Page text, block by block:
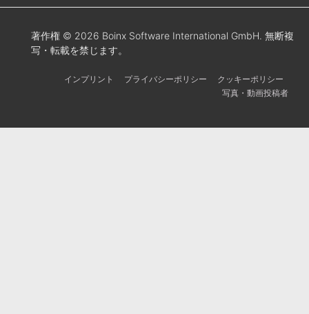
著作権 © 2026 Boinx Software International GmbH. 無断複
写・転載を禁じます。
インプリント プライバシーポリシー
クッキーポリシー
写真・動画投稿者